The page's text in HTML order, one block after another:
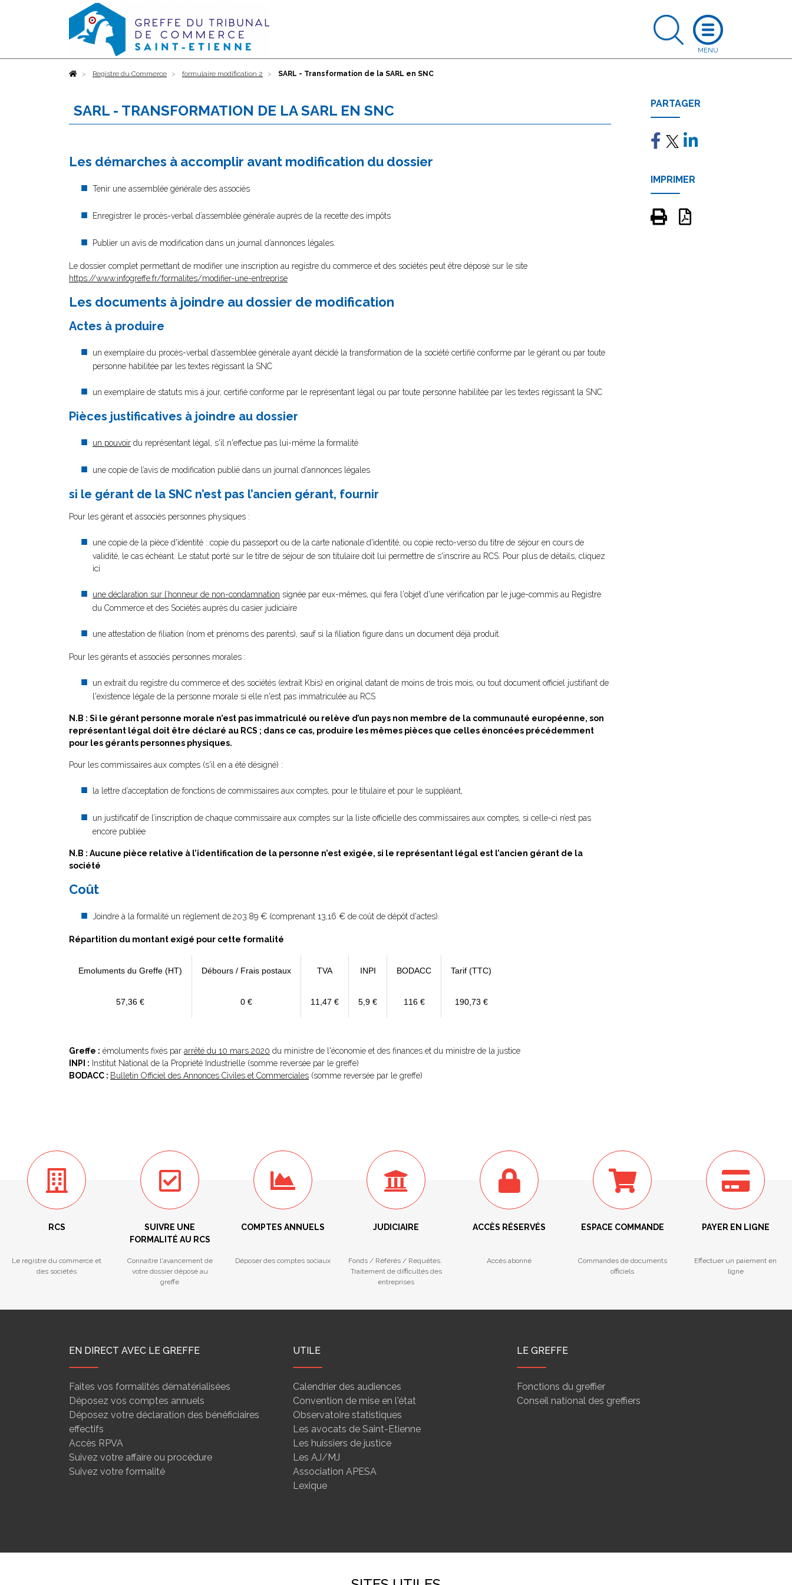
AccueilRegistre du Commerce formulaire modification 2 SARL - Transformation de la SARL en SNC
SARL - TRANSFORMATION DE LA SARL EN SNC
Les démarches à accomplir avant modification du dossier
Tenir une assemblée générale des associés
Enregistrer le procès-verbal d’assemblée générale auprès de la recette des impôts
Publier un avis de modification dans un journal d’annonces légales.
Le dossier complet permettant de modifier une inscription au registre du commerce et des sociétés peut être déposé sur le site
https://www.infogreffe.fr/formalites/modifier-une-entreprise
Les documents à joindre au dossier de modification
Actes à produire
un exemplaire du procès-verbal d’assemblée générale ayant décidé la transformation de la société certifié conforme par le gérant ou par toute
personne habilitée par les textes régissant la SNC
un exemplaire de statuts mis à jour, certifié conforme par le représentant légal ou par toute personne habilitée par les textes régissant la SNC
Pièces justificatives à joindre au dossier
un pouvoir du représentant légal, s'il n'effectue pas lui-même la formalité
une copie de l’avis de modification publié dans un journal d’annonces légales
si le gérant de la SNC n’est pas l’ancien gérant, fournir
Pour les gérant et associés personnes physiques :
une copie de la pièce d'identité : copie du passeport ou de la carte nationale d'identité, ou copie recto-verso du titre de séjour en cours de
validité, le cas échéant. Le statut porté sur le titre de séjour de son titulaire doit lui permettre de s'inscrire au RCS. Pour plus de détails, cliquez
ici
une déclaration sur l’honneur de non-condamnation signée par eux-mêmes, qui fera l'objet d'une vérification par le juge-commis au Registre
du Commerce et des Sociétés auprès du casier judiciaire
une attestation de filiation (nom et prénoms des parents), sauf si la filiation figure dans un document déjà produit.
Pour les gérants et associés personnes morales :
un extrait du registre du commerce et des sociétés (extrait Kbis) en original datant de moins de trois mois, ou tout document officiel justifiant de
l'existence légale de la personne morale si elle n'est pas immatriculée au RCS
N.B : Si le gérant personne morale n’est pas immatriculé ou relève d’un pays non membre de la communauté européenne, son
représentant légal doit être déclaré au RCS ; dans ce cas, produire les mêmes pièces que celles énoncées précédemment
pour les gérants personnes physiques.
Pour les commissaires aux comptes (s'il en a été désigné) :
la lettre d’acceptation de fonctions de commissaires aux comptes, pour le titulaire et pour le suppléant,
un justificatif de l’inscription de chaque commissaire aux comptes sur la liste officielle des commissaires aux comptes, si celle-ci n’est pas
encore publiée
N.B : Aucune pièce relative à l’identification de la personne n’est exigée, si le représentant légal est l’ancien gérant de la
société
Coût
Joindre à la formalité un règlement de203.89 € (comprenant 13,16 € de coût de dépôt d'actes).
Répartition du montant exigé pour cette formalité
Emoluments du Greffe (HT) Débours / Frais postaux TVA INPI BODACC Tarif (TTC)
57,36 € 0 € 11,47 € 5,9 € 116 € 190,73 €
Greffe : émoluments fixés par arrêté du 10 mars 2020 du ministre de l'économie et des finances et du ministre de la justice
INPI : Institut National de la Propriété Industrielle (somme reversée par le greffe)
BODACC : Bulletin Officiel des Annonces Civiles et Commerciales (somme reversée par le greffe)
PARTAGER
IMPRIMER
RCS
Le registre du commerce et
des sociétés
SUIVRE UNE
FORMALITÉ AU RCS
Connaitre l'avancement de
votre dossier déposé au
greffe
COMPTES ANNUELS
Déposer des comptes sociaux
JUDICIAIRE
Fonds / Référés / Requêtes.
Traitement de difficultés des
entreprises
ACCÈS RÉSERVÉS
Accès abonné
ESPACE COMMANDE
Commandes de documents
officiels
PAYER EN LIGNE
Effectuer un paiement en
ligne
EN DIRECT AVEC LE GREFFE
Faites vos formalités dématérialisées
Déposez vos comptes annuels
Déposez votre déclaration des bénéficiaires
effectifs
Accès RPVA
Suivez votre affaire ou procédure
Suivez votre formalité
UTILE
Calendrier des audiences
Convention de mise en l'état
Observatoire statistiques
Les avocats de Saint-Etienne
Les huissiers de justice
Les AJ/MJ
Association APESA
Lexique
LE GREFFE
Fonctions du greffier
Conseil national des greffiers